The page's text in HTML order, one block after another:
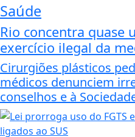
Saúde
Rio concentra quase
exercício ilegal da
Cirurgiões plásticos
médicos denunciem
conselhos e à